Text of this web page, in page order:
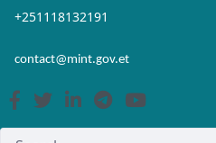
Skip to Main Content
Open Accessibility Menu
+251118132191
contact@mint.gov.et